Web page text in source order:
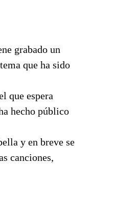
grabado un
que ha sido
que espera
hecho público
y en breve se
canciones,